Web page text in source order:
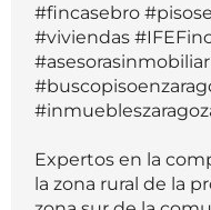
#fincasebro
#viviendas
Expertos en la
la zona rural de la